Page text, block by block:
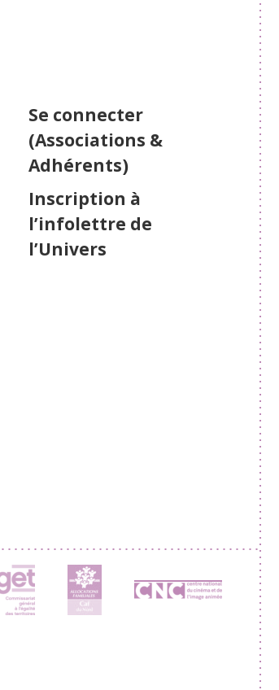
Se connecter
(Associations &
Adhérents)
Inscription à
l’infolettre de
l’Univers